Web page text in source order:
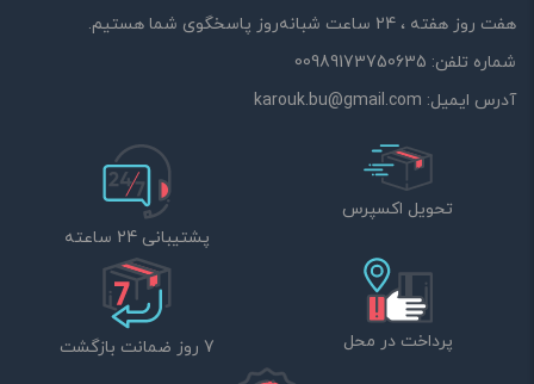
هفت روز هفته ، 24 ساعت شبانه‌روز پاسخگوی شما هستیم.
شماره تلفن: 00989173750635
آدرس ایمیل: karouk.bu@gmail.com
تحویل اکسپرس
پشتیبانی 24 ساعته
پرداخت در محل 7 روز ضمانت بازگشت